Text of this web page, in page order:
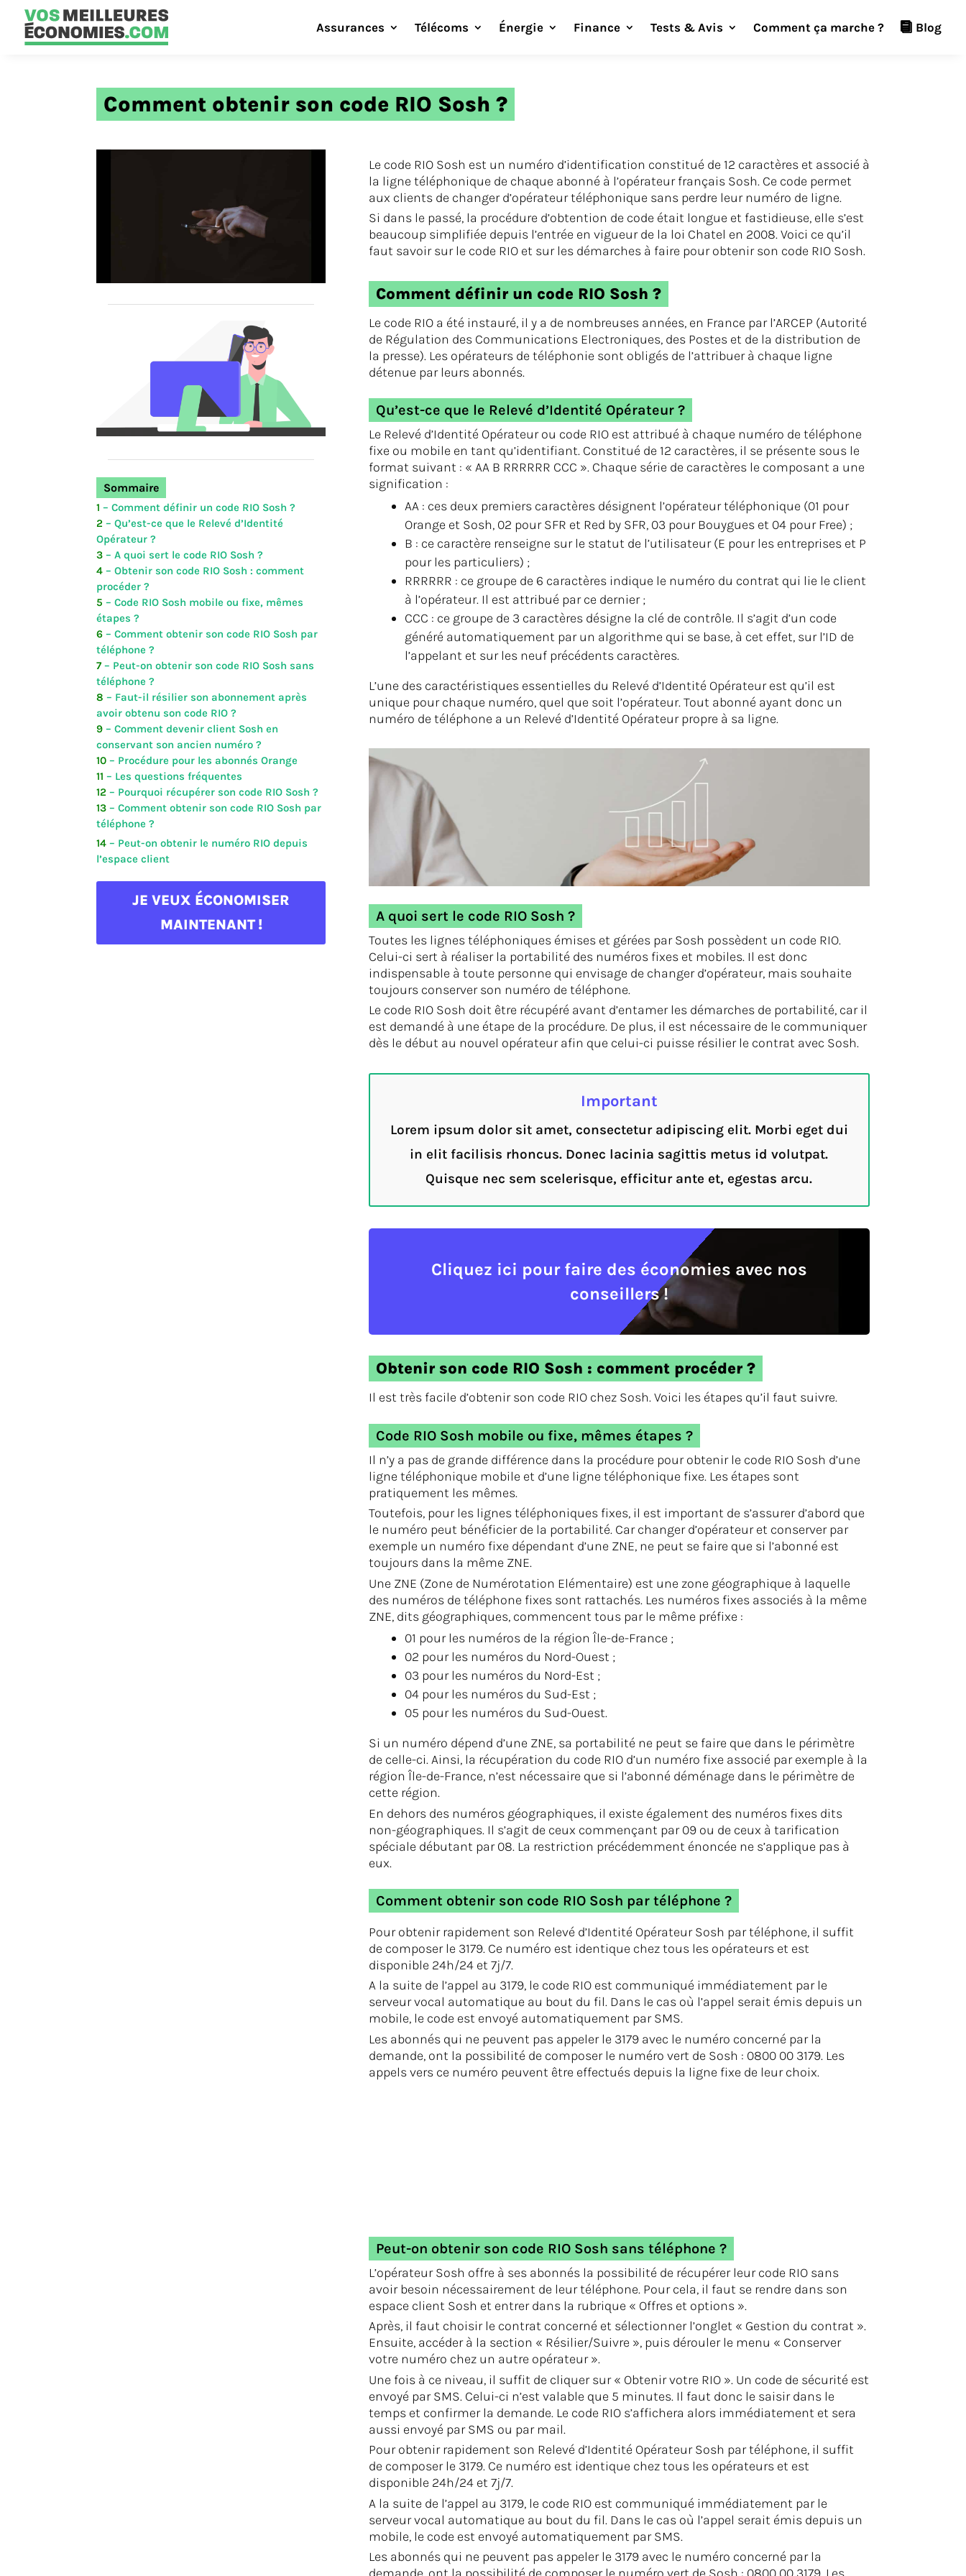
Assurances Télécoms Énergie Finance Tests & Avis Comment ça marche ? Blog
Comment obtenir son code RIO Sosh ?
Sommaire
1 – Comment définir un code RIO Sosh ?
2 – Qu’est-ce que le Relevé d’Identité
Opérateur ?
3 – A quoi sert le code RIO Sosh ?
4 – Obtenir son code RIO Sosh : comment
procéder ?
5 – Code RIO Sosh mobile ou fixe, mêmes
étapes ?
6 – Comment obtenir son code RIO Sosh par
téléphone ?
7 – Peut-on obtenir son code RIO Sosh sans
téléphone ?
8 – Faut-il résilier son abonnement après
avoir obtenu son code RIO ?
9 – Comment devenir client Sosh en
conservant son ancien numéro ?
10 – Procédure pour les abonnés Orange
11 – Les questions fréquentes
12 – Pourquoi récupérer son code RIO Sosh ?
13 – Comment obtenir son code RIO Sosh par
téléphone ?
14 – Peut-on obtenir le numéro RIO depuis
l’espace client
JE VEUX ÉCONOMISER
MAINTENANT !
Le code RIO Sosh est un numéro d’identification constitué de 12 caractères et associé à
la ligne téléphonique de chaque abonné à l’opérateur français Sosh. Ce code permet
aux clients de changer d’opérateur téléphonique sans perdre leur numéro de ligne.
Si dans le passé, la procédure d’obtention de code était longue et fastidieuse, elle s’est
beaucoup simplifiée depuis l’entrée en vigueur de la loi Chatel en 2008. Voici ce qu’il
faut savoir sur le code RIO et sur les démarches à faire pour obtenir son code RIO Sosh.
Comment définir un code RIO Sosh ?
Le code RIO a été instauré, il y a de nombreuses années, en France par l’ARCEP (Autorité
de Régulation des Communications Electroniques, des Postes et de la distribution de
la presse). Les opérateurs de téléphonie sont obligés de l’attribuer à chaque ligne
détenue par leurs abonnés.
Qu’est-ce que le Relevé d’Identité Opérateur ?
Le Relevé d’Identité Opérateur ou code RIO est attribué à chaque numéro de téléphone
fixe ou mobile en tant qu’identifiant. Constitué de 12 caractères, il se présente sous le
format suivant : « AA B RRRRRR CCC ». Chaque série de caractères le composant a une
signification :
AA : ces deux premiers caractères désignent l’opérateur téléphonique (01 pour
Orange et Sosh, 02 pour SFR et Red by SFR, 03 pour Bouygues et 04 pour Free) ;
B : ce caractère renseigne sur le statut de l’utilisateur (E pour les entreprises et P
pour les particuliers) ;
RRRRRR : ce groupe de 6 caractères indique le numéro du contrat qui lie le client
à l’opérateur. Il est attribué par ce dernier ;
CCC : ce groupe de 3 caractères désigne la clé de contrôle. Il s’agit d’un code
généré automatiquement par un algorithme qui se base, à cet effet, sur l’ID de
l’appelant et sur les neuf précédents caractères.
L’une des caractéristiques essentielles du Relevé d’Identité Opérateur est qu’il est
unique pour chaque numéro, quel que soit l’opérateur. Tout abonné ayant donc un
numéro de téléphone a un Relevé d’Identité Opérateur propre à sa ligne.
A quoi sert le code RIO Sosh ?
Toutes les lignes téléphoniques émises et gérées par Sosh possèdent un code RIO.
Celui-ci sert à réaliser la portabilité des numéros fixes et mobiles. Il est donc
indispensable à toute personne qui envisage de changer d’opérateur, mais souhaite
toujours conserver son numéro de téléphone.
Le code RIO Sosh doit être récupéré avant d’entamer les démarches de portabilité, car il
est demandé à une étape de la procédure. De plus, il est nécessaire de le communiquer
dès le début au nouvel opérateur afin que celui-ci puisse résilier le contrat avec Sosh.
Important
Lorem ipsum dolor sit amet, consectetur adipiscing elit. Morbi eget dui
in elit facilisis rhoncus. Donec lacinia sagittis metus id volutpat.
Quisque nec sem scelerisque, efficitur ante et, egestas arcu.
Cliquez ici pour faire des économies avec nos
conseillers !
Obtenir son code RIO Sosh : comment procéder ?
Il est très facile d’obtenir son code RIO chez Sosh. Voici les étapes qu’il faut suivre.
Code RIO Sosh mobile ou fixe, mêmes étapes ?
Il n’y a pas de grande différence dans la procédure pour obtenir le code RIO Sosh d’une
ligne téléphonique mobile et d’une ligne téléphonique fixe. Les étapes sont
pratiquement les mêmes.
Toutefois, pour les lignes téléphoniques fixes, il est important de s’assurer d’abord que
le numéro peut bénéficier de la portabilité. Car changer d’opérateur et conserver par
exemple un numéro fixe dépendant d’une ZNE, ne peut se faire que si l’abonné est
toujours dans la même ZNE.
Une ZNE (Zone de Numérotation Elémentaire) est une zone géographique à laquelle
des numéros de téléphone fixes sont rattachés. Les numéros fixes associés à la même
ZNE, dits géographiques, commencent tous par le même préfixe :
01 pour les numéros de la région Île-de-France ;
02 pour les numéros du Nord-Ouest ;
03 pour les numéros du Nord-Est ;
04 pour les numéros du Sud-Est ;
05 pour les numéros du Sud-Ouest.
Si un numéro dépend d’une ZNE, sa portabilité ne peut se faire que dans le périmètre
de celle-ci. Ainsi, la récupération du code RIO d’un numéro fixe associé par exemple à la
région Île-de-France, n’est nécessaire que si l’abonné déménage dans le périmètre de
cette région.
En dehors des numéros géographiques, il existe également des numéros fixes dits
non-géographiques. Il s’agit de ceux commençant par 09 ou de ceux à tarification
spéciale débutant par 08. La restriction précédemment énoncée ne s’applique pas à
eux.
Comment obtenir son code RIO Sosh par téléphone ?
Pour obtenir rapidement son Relevé d’Identité Opérateur Sosh par téléphone, il suffit
de composer le 3179. Ce numéro est identique chez tous les opérateurs et est
disponible 24h/24 et 7j/7.
A la suite de l’appel au 3179, le code RIO est communiqué immédiatement par le
serveur vocal automatique au bout du fil. Dans le cas où l’appel serait émis depuis un
mobile, le code est envoyé automatiquement par SMS.
Les abonnés qui ne peuvent pas appeler le 3179 avec le numéro concerné par la
demande, ont la possibilité de composer le numéro vert de Sosh : 0800 00 3179. Les
appels vers ce numéro peuvent être effectués depuis la ligne fixe de leur choix.
Peut-on obtenir son code RIO Sosh sans téléphone ?
L’opérateur Sosh offre à ses abonnés la possibilité de récupérer leur code RIO sans
avoir besoin nécessairement de leur téléphone. Pour cela, il faut se rendre dans son
espace client Sosh et entrer dans la rubrique « Offres et options ».
Après, il faut choisir le contrat concerné et sélectionner l’onglet « Gestion du contrat ».
Ensuite, accéder à la section « Résilier/Suivre », puis dérouler le menu « Conserver
votre numéro chez un autre opérateur ».
Une fois à ce niveau, il suffit de cliquer sur « Obtenir votre RIO ». Un code de sécurité est
envoyé par SMS. Celui-ci n’est valable que 5 minutes. Il faut donc le saisir dans le
temps et confirmer la demande. Le code RIO s’affichera alors immédiatement et sera
aussi envoyé par SMS ou par mail.
Pour obtenir rapidement son Relevé d’Identité Opérateur Sosh par téléphone, il suffit
de composer le 3179. Ce numéro est identique chez tous les opérateurs et est
disponible 24h/24 et 7j/7.
A la suite de l’appel au 3179, le code RIO est communiqué immédiatement par le
serveur vocal automatique au bout du fil. Dans le cas où l’appel serait émis depuis un
mobile, le code est envoyé automatiquement par SMS.
Les abonnés qui ne peuvent pas appeler le 3179 avec le numéro concerné par la